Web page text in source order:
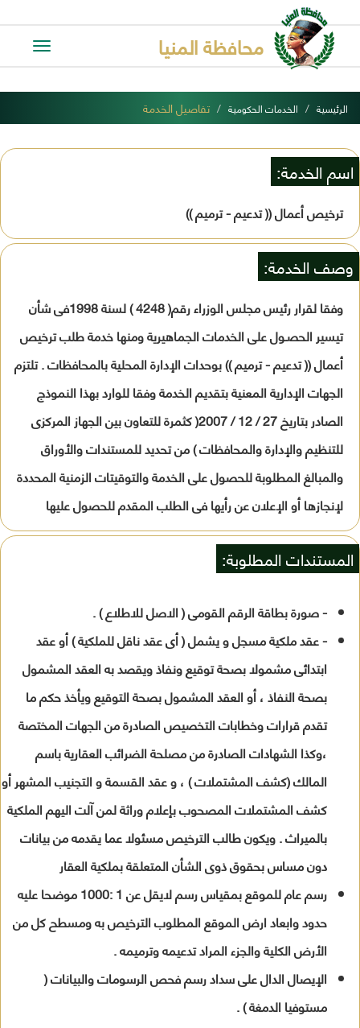
Toggle
محافظة المنيا
الرئيسية الخدمات الحكومية تفاصيل الخدمة
اسم الخدمة:
ترخيص أعمال (( تدعيم - ترميم ))
وصف الخدمة:
وفقا لقرار رئيس مجلس الوزراء رقم( 4248 ) لسنة 1998فى شأن
تيسير الحصـول على الخدمات الجماهيرية ومنها خدمة طلب ترخيص
أعمال (( تدعيم - ترميم )) بوحدات الإدارة المحلية بالمحافظات . تلتزم
الجهات الإدارية المعنية بتقديم الخدمة وفقا للوارد بهذا النموذج
الصادر بتاريخ 27 / 12 / 2007( كثمرة للتعاون بين الجهاز المركزى
للتنظيم والإدارة والمحافظات ) من تحديد للمستندات والأوراق
والمبالغ المطلوبة للحصول على الخدمة والتوقيتات الزمنية المحددة
لإنجازها أو الإعلان عن رأيها فى الطلب المقدم للحصول عليها
المستندات المطلوبة:
- صورة بطاقة الرقم القومى ( الاصل للاطلاع ) .
- عقد ملكية مسجل و يشمل ( أى عقد ناقل للملكية ) أو عقد
ابتدائى مشمولا بصحة توقيع ونفاذ ويقصد به العقد المشمول
بصحة النفاذ ، أو العقد المشمول بصحة التوقيع ويأخذ حكم ما
تقدم قرارات وخطابات التخصيص الصادرة من الجهات المختصة
،وكذا الشهادات الصادرة من مصلحة الضرائب العقارية باسم
المالك (كشف المشتملات ) ، و عقد القسمة و التجنيب المشهر أو
كشف المشتملات المصحوب بإعلام وراثة لمن آلت اليهم الملكية
بالميراث . ويكون طالب الترخيص مسئولا عما يقدمه من بيانات
دون مساس بحقوق ذوى الشأن المتعلقة بملكية العقار
رسم عام للموقع بمقياس رسم لايقل عن 1 :1000 موضحا عليه
حدود وابعاد ارض الموقع المطلوب الترخيص به ومسطح كل من
الأرض الكلية والجزء المراد تدعيمه وترميمه .
الإيصال الدال على سداد رسم فحص الرسومات والبيانات (
مستوفيا الدمغة ) .